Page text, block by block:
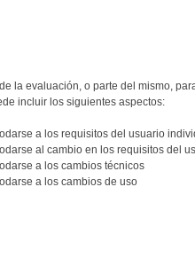
la evaluación, o parte del mismo,
incluir los siguientes aspectos:
a los requisitos del usuario
al cambio en los requisitos del
a los cambios técnicos
a los cambios de uso